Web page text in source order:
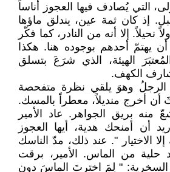
التي يُصادف فيها العجوز أناساً
إذ كان ثمة عين، يندلق ماؤها
نحيلاً. إلا أنه من النادر، كما فكّر
يهتمّ أحدهم بوجوده هنا. هكذا
الهيئة، الذي شرَعَ بتسلق
الكهف.
الرجلُ وهوَ يلقي نظرة متفحصة
أن أخرج منديلاً، معطراً بالمسك.
منه بريق الجواهر. عاد الأمير
أن أمنحك هدية، أيها العجوز
الاختيار ". عند ذلك، مدّ الناسك
حلية من الماس. الأمير، برقت
السخرية: " لِمَ اخترتَ الماسَ دون